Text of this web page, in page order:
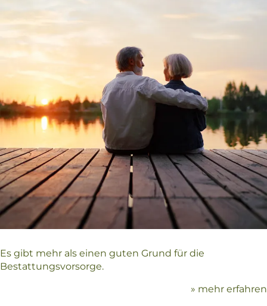
Es gibt mehr als einen guten Grund für die
Bestattungsvorsorge.
» mehr erfahren